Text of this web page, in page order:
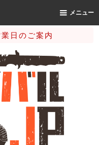
メニュー
日のご案内